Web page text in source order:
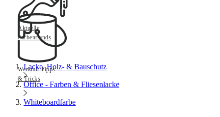
Aktuelle
Farbentrends
Werkmit Tipps
& Tricks
Lacke, Holz- & Bauschutz
Office - Farben & Fliesenlacke
Whiteboardfarbe